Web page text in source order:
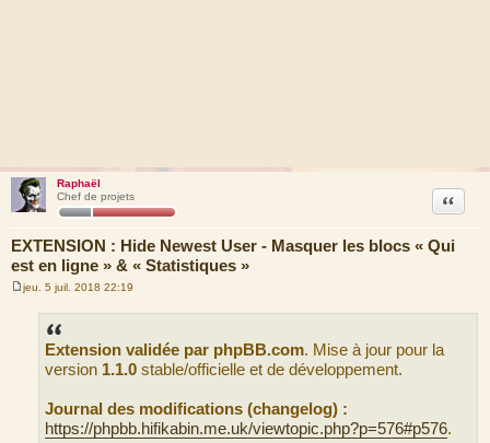
Raphaël
Chef de projets
EXTENSION : Hide Newest User - Masquer les blocs « Qui
est en ligne » & « Statistiques »
Citation
M
jeu. 5 juil. 2018 22:19
Extension validée par phpBB.com. Mise à jour pour la
version 1.1.0 stable/officielle et de développement.
Journal des modifications (changelog) :
https://phpbb.hifikabin.me.uk/viewtopic.php?p=576#p576.